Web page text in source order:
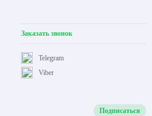
Заказать звонок
Viber
Telegram
Подписаться